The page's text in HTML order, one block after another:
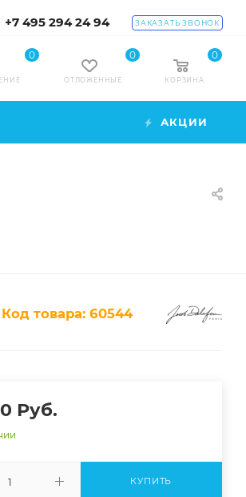
+7 495 294 24 94 ЗАКАЗАТЬ ЗВОНОК
0
ОТЛОЖЕННЫЕ
0
КОРЗИНА
0
АКЦИИ
Код товара: 60544
Руб.
КУПИТЬ